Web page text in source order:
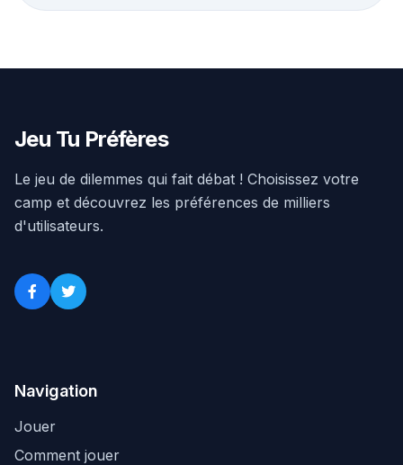
Jeu Tu Préfères
Le jeu de dilemmes qui fait débat ! Choisissez votre
camp et découvrez les préférences de milliers
d'utilisateurs.
Navigation
Jouer
Comment jouer